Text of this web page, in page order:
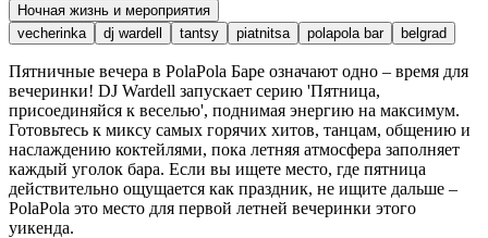
Ночная жизнь и мероприятия
vecherinka
dj wardell tantsy piatnitsa polapola bar belgrad
Пятничные вечера в PolaPola Баре означают одно – время для
вечеринки! DJ Wardell запускает серию 'Пятница,
присоединяйся к веселью', поднимая энергию на максимум.
Готовьтесь к миксу самых горячих хитов, танцам, общению и
наслаждению коктейлями, пока летняя атмосфера заполняет
каждый уголок бара. Если вы ищете место, где пятница
действительно ощущается как праздник, не ищите дальше –
PolaPola это место для первой летней вечеринки этого
уикенда.